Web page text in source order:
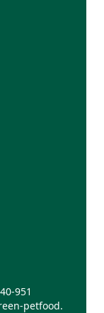
951
petfood.